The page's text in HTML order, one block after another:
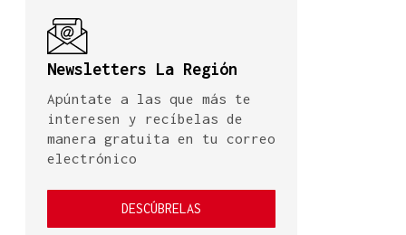
Newsletters La Región
Apúntate a las que más te
interesen y recíbelas de
manera gratuita en tu correo
electrónico
DESCÚBRELAS